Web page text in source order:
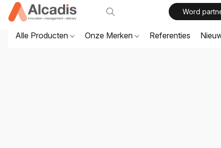
Word
Alle Producten Onze Merken Referenties